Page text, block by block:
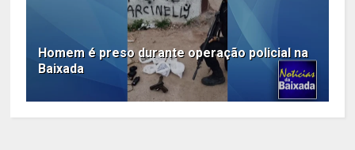
Homem é preso durante operação policial na
Baixada